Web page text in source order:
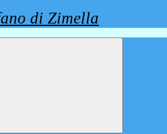
di Zimella